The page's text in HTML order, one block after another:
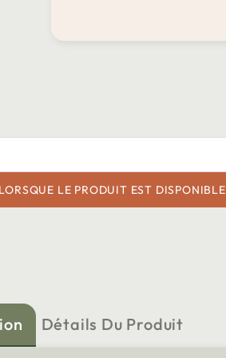
LE PRODUIT EST DISPONIBLE
Détails Du Produit